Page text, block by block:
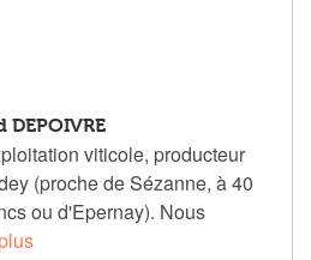
viticole, producteur
(proche de Sézanne, à 40
ou d'Epernay). Nous